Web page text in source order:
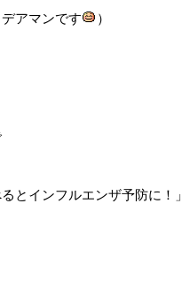
アマンです ）
とインフルエンザ予防に！」